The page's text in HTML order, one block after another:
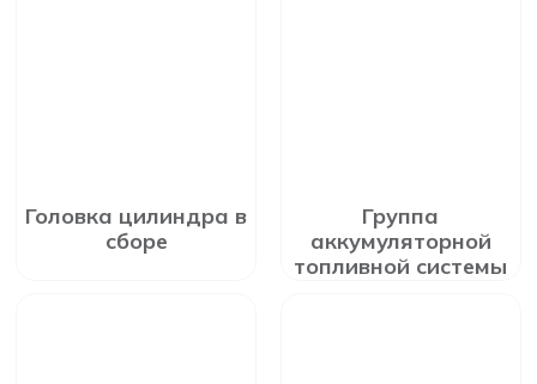
Головка цилиндра в
сборе
Группа
аккумуляторной
топливной системы